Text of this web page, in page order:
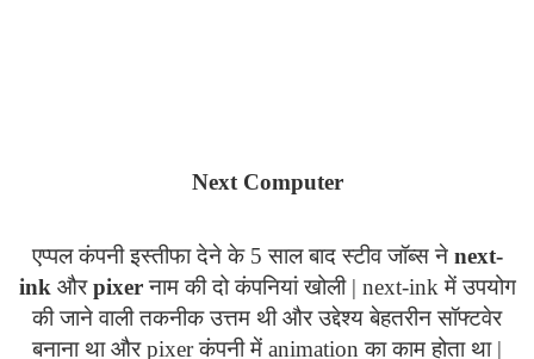
Next Computer
एप्पल कंपनी इस्तीफा देने के 5 साल बाद स्टीव जॉब्स ने next-
inkऔरpixerनाम की दो कंपनियां खोली | next-inkमें उपयोग
की जाने वाली तकनीक उत्तम थी और उद्देश्य बेहतरीन सॉफ्टवेर
बनाना था औरpixerकंपनी में animation का काम होता था |